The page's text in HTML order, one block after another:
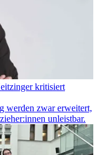
kritisiert
werden zwar erweitert,
unleistbar.